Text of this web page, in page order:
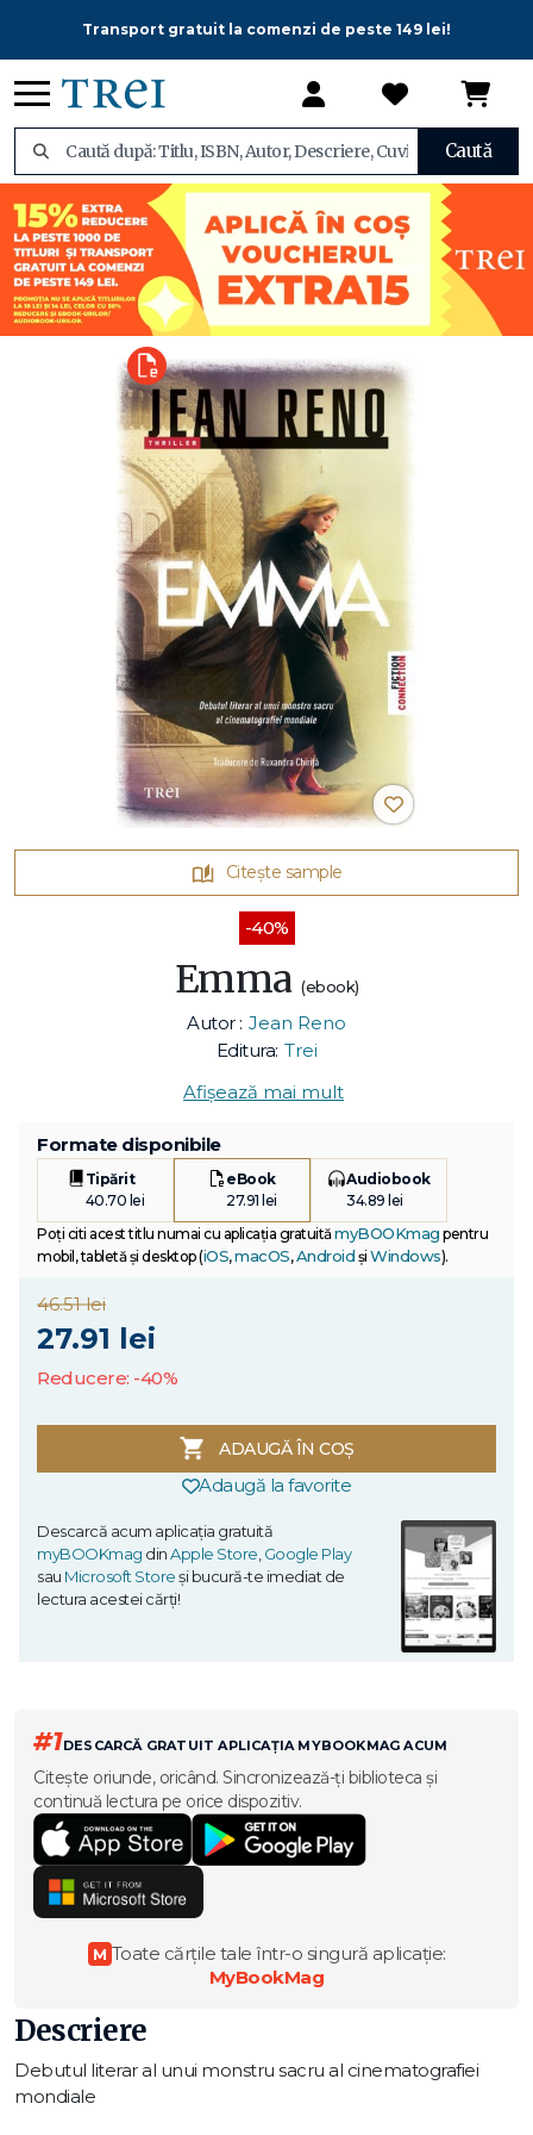
Transport gratuit la comenzi de peste 149 lei!
Caută
Citește sample
-40%
Emma (ebook)
Autor : Jean Reno
Editura: Trei
Afișează mai mult
Formate disponibile
Tipărit
40.70 lei
eBook
27.91 lei
Audiobook
34.89 lei
Poți citi acest titlu numai cu aplicația gratuitămyBOOKmag pentru
mobil, tabletă și desktop (iOS,macOS,Android și Windows).
46.51 lei
27.91 lei
Reducere: -40%
ADAUGĂ ÎN COȘ
Adaugă la favorite
Descarcă acum aplicația gratuită
myBOOKmag dinApple Store,Google Play
sau Microsoft Storeși bucură-te imediat de
lectura acestei cărți!
#1DESCARCĂ GRATUIT APLICAȚIA MYBOOKMAG ACUM
Citește oriunde, oricând. Sincronizează-ți biblioteca și
continuă lectura pe orice dispozitiv.
M Toate cărțile tale într-o singură aplicație:
MyBookMag
Descriere
Debutul literar al unui monstru sacru al cinematografiei
mondiale